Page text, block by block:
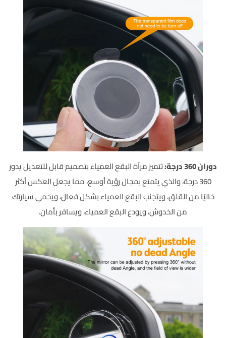
دوران 360 درجة:
تتميز مرآة البقع العمياء بتصميم قابل للتعديل يدور
360 درجة، والذي يتمتع بمجال رؤية أوسع، مما يجعل العكس أكثر
خاليًا من القلق، ويتجنب البقع العمياء بشكل فعال، ويحمي سيارتك
من الخدوش، ويودع البقع العمياء، ويسافر بأمان.